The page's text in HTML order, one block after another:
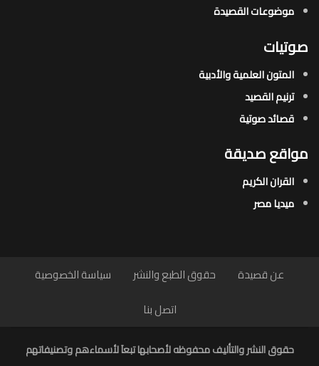
موضوعات القصيدة​
صوتيات
المتون العلمية والأدبية
ترنيم القصيد
قصائد صوتية
مواقع صديقة
القران الكريم
ميديا مصر
عن قصيدة حقوق الطبع والنشر
سياسة الخصوصية
اتصل بنا
حقوق النشر والتأليف محفوظه لأصحابها تبعاَ لأسماءهم وتصنيفاتهم